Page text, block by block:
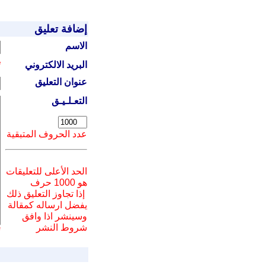
إضافة تعليق
الاسم
البريد الالكتروني
عنوان التعليق
التعـلـيـق
عدد الحروف المتبقية
الحد الأعلى للتعليقات
هو 1000 حرف
إذا تجاوز التعليق ذلك
يفضل ارساله كمقالة
وسينشر اذا وافق
شروط النشر